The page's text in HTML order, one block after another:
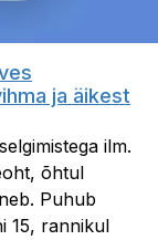
ja äikest
ilm.
õhtul
Puhub
15, rannikul